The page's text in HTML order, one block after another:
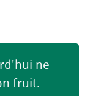
ne
fruit.